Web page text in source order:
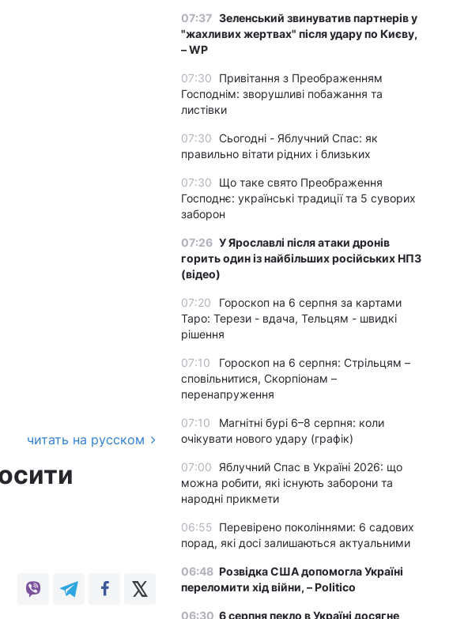
читать на русском
07:37 Зеленський звинуватив партнерів у
"жахливих жертвах" після удару по Києву,
– WP
07:30
Привітання з Преображенням
Господнім: зворушливі побажання та
листівки
07:30 Сьогодні - Яблучний Спас: як
правильно вітати рідних і близьких
07:30
Що таке свято Преображення
Господнє: українські традиції та 5 суворих
заборон
07:26 У Ярославлі після атаки дронів
горить один із найбільших російських НПЗ
(відео)
07:20
Гороскоп на 6 серпня за картами
Таро: Терези - вдача, Тельцям - швидкі
рішення
07:10
Гороскоп на 6 серпня: Стрільцям –
сповільнитися, Скорпіонам –
перенапруження
07:10
Магнітні бурі 6–8 серпня: коли
очікувати нового удару (графік)
07:00 Яблучний Спас в Україні 2026: що
можна робити, які існують заборони та
народні прикмети
06:55 Перевірено поколіннями: 6 садових
порад, які досі залишаються актуальними
06:48 Розвідка США допомогла Україні
переломити хід війни, – Politico
06:30 6 серпня пекло в Україні досягне